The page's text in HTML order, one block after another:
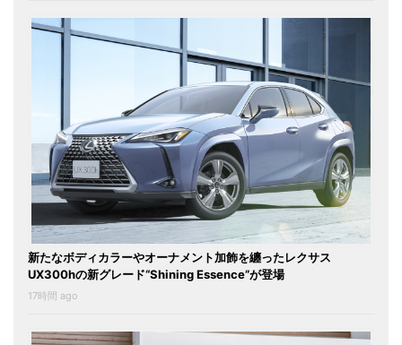
新たなボディカラーやオーナメント加飾を纏ったレクサス
UX300hの新グレード“Shining Essence”が登場
17時間 ago